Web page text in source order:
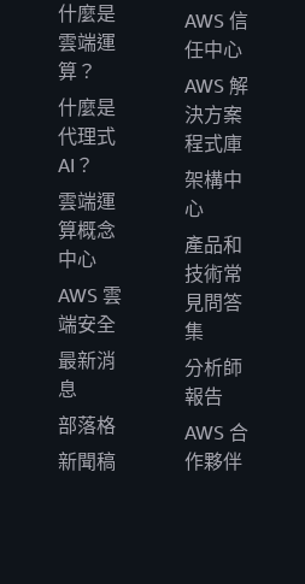
什麼是
雲端運
算？
什麼是
代理式
AI？
雲端運
算概念
中心
AWS 雲
端安全
最新消
息
部落格
新聞稿
AWS 信
任中心
AWS 解
決方案
程式庫
架構中
心
產品和
技術常
見問答
集
分析師
報告
AWS 合
作夥伴